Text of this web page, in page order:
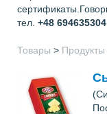
тел. +48 694635304
Товары >